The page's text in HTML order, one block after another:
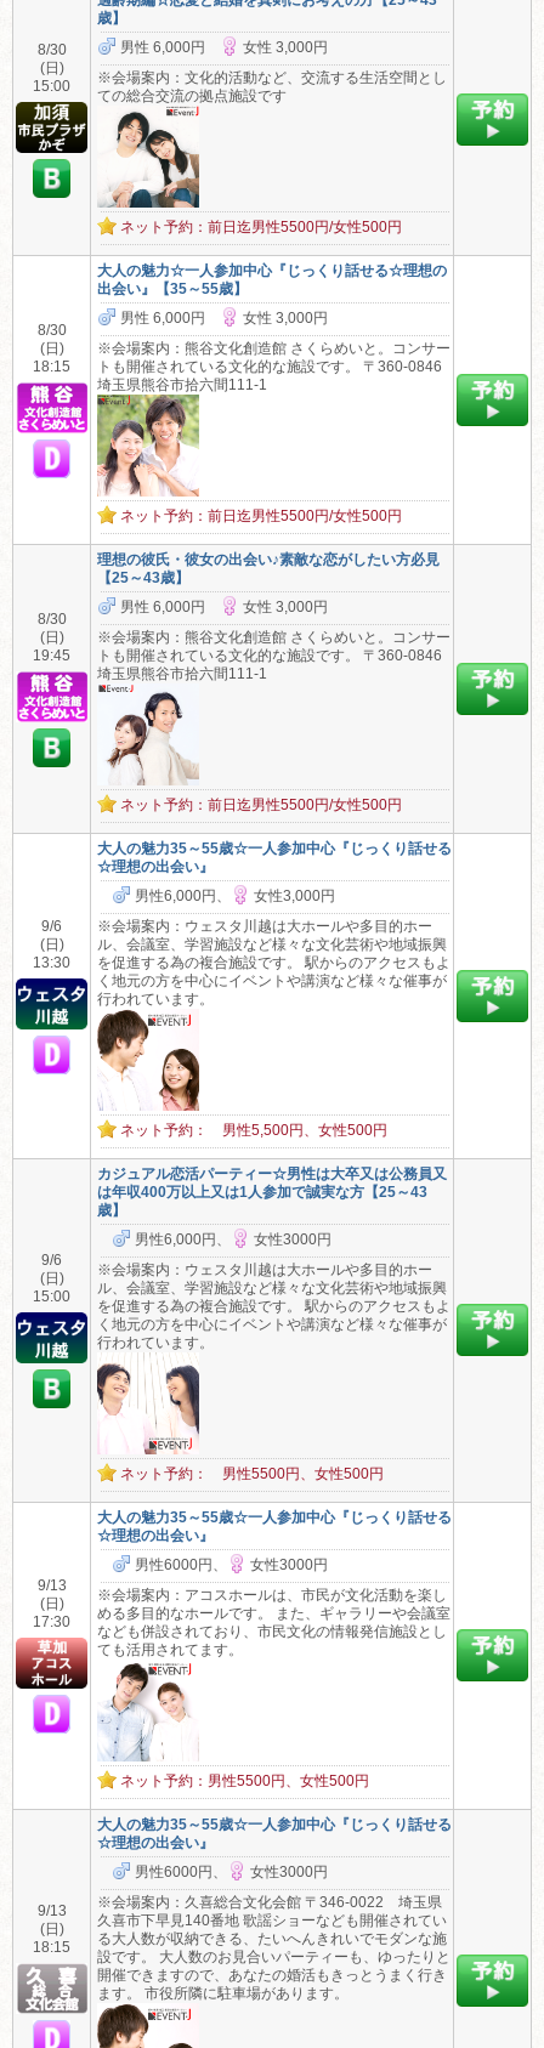
8/30
(日)
15:00
歳】
男性 6,000円
女性 3,000円
※会場案内：文化的活動など、交流する生活空間とし
ての総合交流の拠点施設です
ネット予約：前日迄男性5500円/女性500円
8/30
(日)
18:15
大人の魅力☆一人参加中心『じっくり話せる☆理想の
出会い』【35～55歳】
男性 6,000円
女性 3,000円
※会場案内：熊谷文化創造館 さくらめいと。コンサー
トも開催されている文化的な施設です。 〒360-0846
埼玉県熊谷市拾六間111-1
ネット予約：前日迄男性5500円/女性500円
8/30
(日)
19:45
理想の彼氏・彼女の出会い♪素敵な恋がしたい方必見
【25～43歳】
男性 6,000円
女性 3,000円
※会場案内：熊谷文化創造館 さくらめいと。コンサー
トも開催されている文化的な施設です。 〒360-0846
埼玉県熊谷市拾六間111-1
ネット予約：前日迄男性5500円/女性500円
9/6
(日)
13:30
大人の魅力35～55歳☆一人参加中心『じっくり話せる
☆理想の出会い』
男性6,000円、
女性3,000円
※会場案内：ウェスタ川越は大ホールや多目的ホー
ル、会議室、学習施設など様々な文化芸術や地域振興
を促進する為の複合施設です。 駅からのアクセスもよ
く地元の方を中心にイベントや講演など様々な催事が
行われています。
ネット予約： 男性5,500円、女性500円
9/6
(日)
15:00
カジュアル恋活パーティー☆男性は大卒又は公務員又
は年収400万以上又は1人参加で誠実な方【25～43
歳】
男性6,000円、
女性3000円
※会場案内：ウェスタ川越は大ホールや多目的ホー
ル、会議室、学習施設など様々な文化芸術や地域振興
を促進する為の複合施設です。 駅からのアクセスもよ
く地元の方を中心にイベントや講演など様々な催事が
行われています。
ネット予約： 男性5500円、女性500円
9/13
(日)
17:30
大人の魅力35～55歳☆一人参加中心『じっくり話せる
☆理想の出会い』
男性6000円、
女性3000円
※会場案内：アコスホールは、市民が文化活動を楽し
める多目的なホールです。 また、ギャラリーや会議室
なども併設されており、市民文化の情報発信施設とし
ても活用されてます。
ネット予約：男性5500円、女性500円
9/13
(日)
18:15
大人の魅力35～55歳☆一人参加中心『じっくり話せる
☆理想の出会い』
男性6000円、
女性3000円
※会場案内：久喜総合文化会館 〒346-0022 埼玉県
久喜市下早見140番地 歌謡ショーなども開催されてい
る大人数が収納できる、たいへんきれいでモダンな施
設です。 大人数のお見合いパーティーも、ゆったりと
開催できますので、あなたの婚活もきっとうまく行き
ます。 市役所隣に駐車場があります。